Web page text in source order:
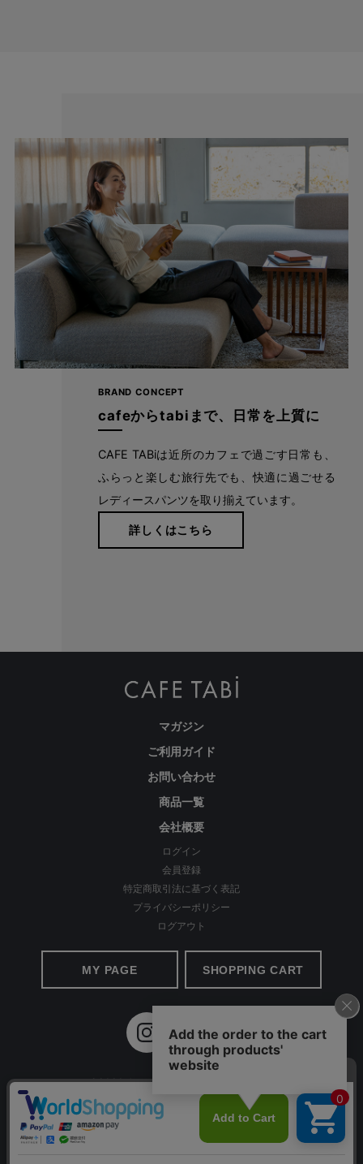
身体の動きを妨げることなくお仕事の日だけでなく休日も着たく
なる楽ちんさ。 普通のパンツには戻れなくなる快適さを生み出し
ほど良い光沢感が上品
レーヨン特有のなめらかさとのほど良い光沢感で、シンプルなシ
ルエットながらもカジュアル過ぎず、コーデがキレイめな印象
BRAND CONCEPT
cafeからtabiまで、日常を上質に
CAFE TABiは近所のカフェで過ごす日常も、
ふらっと楽しむ旅行先でも、快適に過ごせる
レディースパンツを取り揃えています。
詳しくはこちら
マガジン
ご利用ガイド
お問い合わせ
商品一覧
会社概要
ログイン
会員登録
特定商取引法に基づく表記
プライバシーポリシー
ログアウト
MY PAGE SHOPPING CART
©2020 Apparel Ai All Rights reserved.